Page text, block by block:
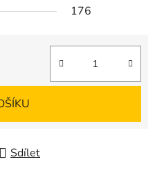
176
Sdílet